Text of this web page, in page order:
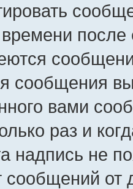
времени
сообщения
вами
раз и
надпись не
от